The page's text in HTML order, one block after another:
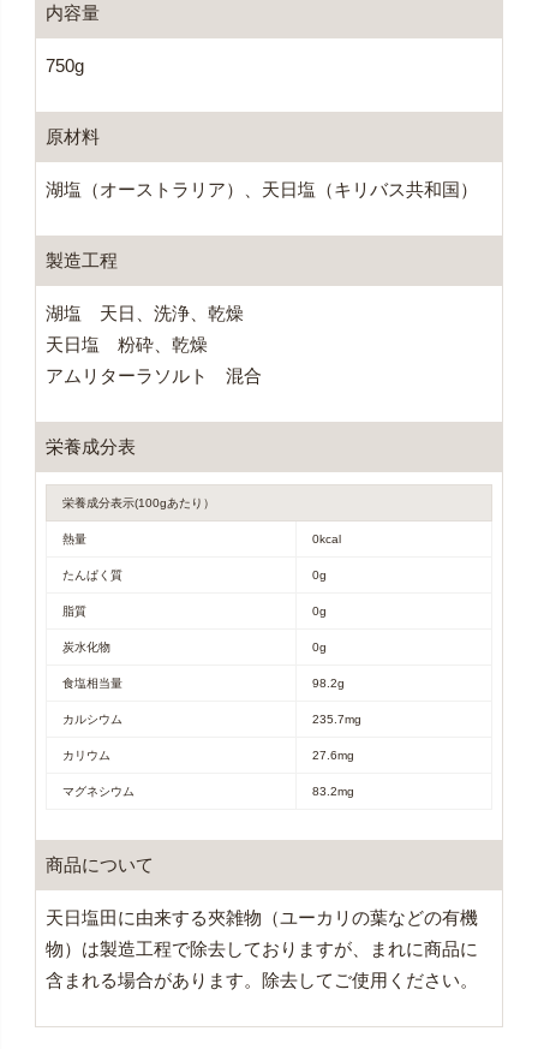
内容量
750g
原材料
湖塩（オーストラリア）、天日塩（キリバス共和国）
製造工程
湖塩 天日、洗浄、乾燥
天日塩 粉砕、乾燥
アムリターラソルト 混合
栄養成分表
栄養成分表示(100gあたり）
熱量 0kcal
たんぱく質 0g
脂質 0g
炭水化物 0g
食塩相当量 98.2g
カルシウム 235.7mg
カリウム 27.6mg
マグネシウム 83.2mg
商品について
天日塩田に由来する夾雑物（ユーカリの葉などの有機
物）は製造工程で除去しておりますが、まれに商品に
含まれる場合があります。除去してご使用ください。